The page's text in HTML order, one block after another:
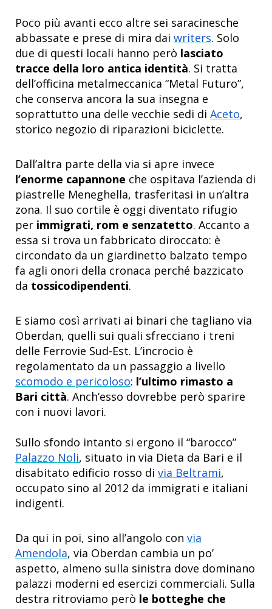
Poco più avanti ecco altre sei saracinesche
abbassate e prese di mira dai writers. Solo
due di questi locali hanno però lasciato
tracce della loro antica identità. Si tratta
dell’officina metalmeccanica “Metal Futuro”,
che conserva ancora la sua insegna e
soprattutto una delle vecchie sedi di Aceto,
storico negozio di riparazioni biciclette.
Dall’altra parte della via si apre invece
l’enorme capannone che ospitava l’azienda di
piastrelle Meneghella, trasferitasi in un’altra
zona. Il suo cortile è oggi diventato rifugio
per immigrati, rom e senzatetto. Accanto a
essa si trova un fabbricato diroccato: è
circondato da un giardinetto balzato tempo
fa agli onori della cronaca perché bazzicato
da tossicodipendenti.
E siamo così arrivati ai binari che tagliano via
Oberdan, quelli sui quali sfrecciano i treni
delle Ferrovie Sud-Est. L’incrocio è
regolamentato da un passaggio a livello
scomodo e pericoloso: l’ultimo rimasto a
Bari città. Anch’esso dovrebbe però sparire
con i nuovi lavori.
Sullo sfondo intanto si ergono il “barocco”
Palazzo Noli, situato in via Dieta da Bari e il
disabitato edificio rosso di via Beltrami,
occupato sino al 2012 da immigrati e italiani
indigenti.
Da qui in poi, sino all’angolo con via
Amendola, via Oberdan cambia un po’
aspetto, almeno sulla sinistra dove dominano
palazzi moderni ed esercizi commerciali. Sulla
destra ritroviamo però le botteghe che